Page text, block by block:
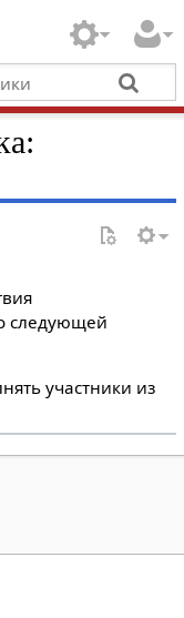
следующей
участники из